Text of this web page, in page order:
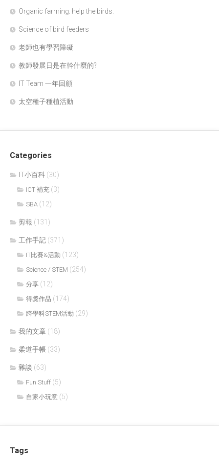
Organic farming: help the birds.
Science of bird feeders
老師也有學習障礙
教師發展日是在幹什麼的?
IT Team 一年回顧
太空種子種植活動
Categories
IT小百科 (30)
ICT 補充 (3)
SBA (12)
剪報 (131)
工作手記 (371)
IT比賽&活動 (123)
Science / STEM (254)
分享 (12)
得獎作品 (174)
跨學科STEM活動 (29)
我的文章 (18)
柔道手帳 (33)
雜談 (63)
Fun Stuff (5)
自家小玩意 (5)
Tags